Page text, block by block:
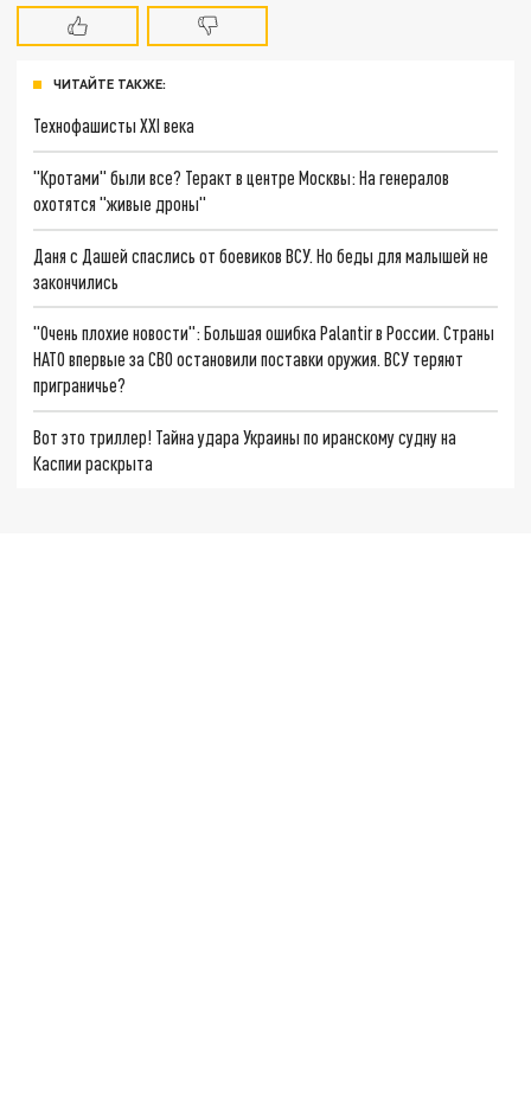
ЧИТАЙТЕ ТАКЖЕ:
Технофашисты XXI века
"Кротами" были все? Теракт в центре Москвы: На генералов
охотятся "живые дроны"
Даня с Дашей спаслись от боевиков ВСУ. Но беды для малышей не
закончились
"Очень плохие новости": Большая ошибка Palantir в России. Страны
НАТО впервые за СВО остановили поставки оружия. ВСУ теряют
приграничье?
Вот это триллер! Тайна удара Украины по иранскому судну на
Каспии раскрыта